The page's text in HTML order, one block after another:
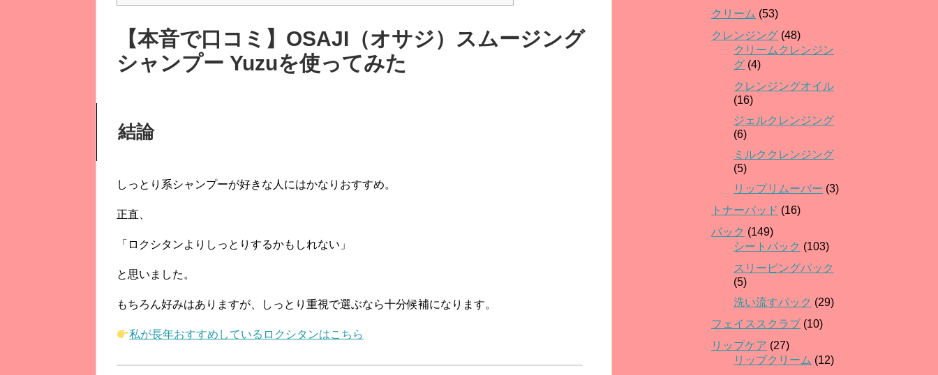
【本音で口コミ】OSAJI（オサジ）スムージング
シャンプー Yuzuを使ってみた
結論
しっとり系シャンプーが好きな人にはかなりおすすめ。
正直、
「ロクシタンよりしっとりするかもしれない」
と思いました。
もちろん好みはありますが、 しっとり重視で選ぶなら十分候補になります。
私が長年おすすめしているロクシタンはこちら
クリーム (53)
クレンジング (48)
クリームクレンジン
グ (4)
クレンジングオイル
(16)
ジェルクレンジング
(6)
ミルククレンジング
(5)
リップリムーバー (3)
トナーパッド (16)
パック (149)
シートパック (103)
スリーピングパック
(5)
洗い流すパック (29)
フェイススクラブ (10)
リップケア (27)
リップクリーム (12)